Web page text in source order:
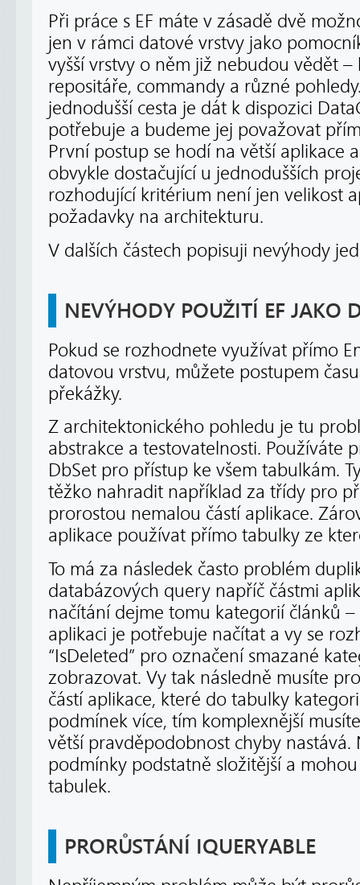
Při práce s EF máte v zásadě dvě
jen v rámci datové vrstvy jako
vyšší vrstvy o něm již nebudou vědět
repositáře, commandy a různé
jednodušší cesta je dát k dispozici
potřebuje a budeme jej považovat
První postup se hodí na větší aplikace
obvykle dostačující u jednodušších
rozhodující kritérium není jen velikost
požadavky na architekturu.
V dalších částech popisuji nevýhody
NEVÝHODY POUŽITÍ EF JAKO
Pokud se rozhodnete využívat přímo
datovou vrstvu, můžete postupem
překážky.
Z architektonického pohledu je tu
abstrakce a testovatelnosti. Používáte
DbSet pro přístup ke všem tabulkám.
těžko nahradit například za třídy pro
prorostou nemalou částí aplikace.
aplikace používat přímo tabulky ze
To má za následek často problém
databázových query napříč částmi
načítání dejme tomu kategorií článků
aplikaci je potřebuje načítat a vy se
“IsDeleted” pro označení smazané
zobrazovat. Vy tak následně musíte
částí aplikace, které do tabulky
podmínek více, tím komplexnější
větší pravděpodobnost chyby
podmínky podstatně složitější a
tabulek.
PRORŮSTÁNÍ IQUERYABLE